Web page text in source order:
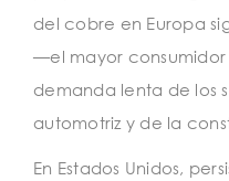
del cobre en Europa
—el mayor
demanda lenta de los
automotriz y de la
En Estados Unidos,